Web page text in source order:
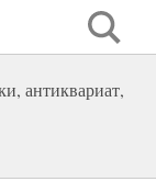
антиквариат,